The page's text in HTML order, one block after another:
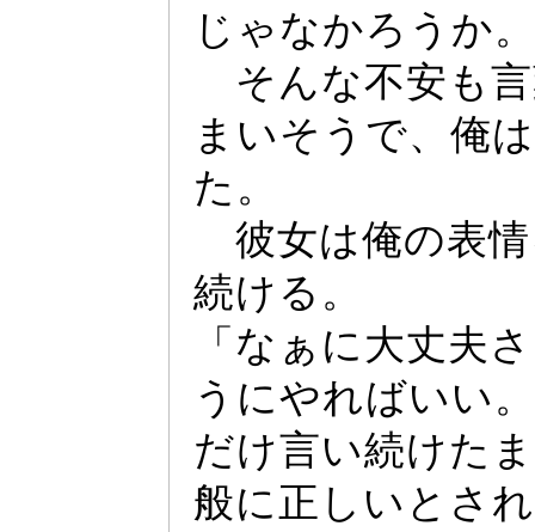
じ ゃ なかろうか。
そんな不安も
まいそうで、俺
た。
彼女は俺の表
続ける。
「な ぁ に大丈夫
うにやればいい
だけ言い続けた
般に正しいとさ